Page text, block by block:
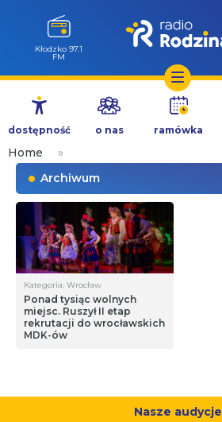
Przejdź
treści
Wołów 99.6
FM
dostępność o nas ramówka
Home
»
Archiwum
Kategoria: Wrocław
Ponad tysiąc wolnych
miejsc. Ruszył II etap
rekrutacji do wrocławskich
MDK-ów
Nasze audycje